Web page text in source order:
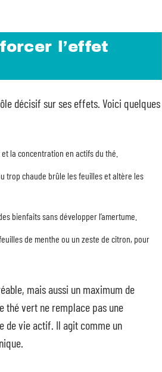
l’effet
décisif sur ses effets. Voici quelques
la concentration en actifs du thé.
trop chaude brûle les feuilles et altère les
bienfaits sans développer l’amertume.
de menthe ou un zeste de citron, pour
mais aussi un maximum de
thé vert ne remplace pas une
de vie actif. Il agit comme un